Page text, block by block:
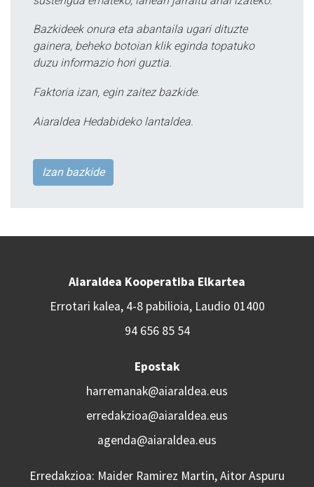
Bazkideek onura eta abantaila ugari dituzte
gainera, beheko botoian klik eginda topatuko
duzu informazio hori guztia.
Faktoria izan, egin zaitez bazkide.
Aiaraldea Hedabideko lantaldea.
Izan bazkide
Aiaraldea Kooperatiba Elkartea
Errotari kalea, 4-8 pabilioia, Laudio 01400
94 656 85 54
Epostak
harremanak@aiaraldea.eus
erredakzioa@aiaraldea.eus
agenda@aiaraldea.eus
Erredakzioa: Maider Ramirez Martin, Aitor Aspuru